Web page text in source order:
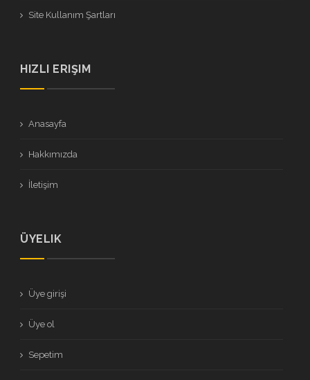
Site Kullanım Şartları
HIZLI ERIŞIM
Anasayfa
Hakkımızda
İletişim
ÜYELIK
Üye girişi
Üye ol
Sepetim